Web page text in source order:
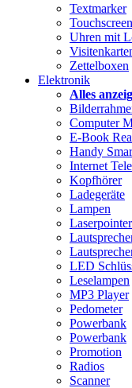
Textmarker
Uhren mit
Zettelboxen
Elektronik
Alles
Computer
E-Book
Handy
Internet
Kopfhörer
Ladegeräte
Lampen
Laserpointer
LED
Leselampen
MP3 Player
Pedometer
Powerbank
Powerbank
Promotion
Radios
Scanner